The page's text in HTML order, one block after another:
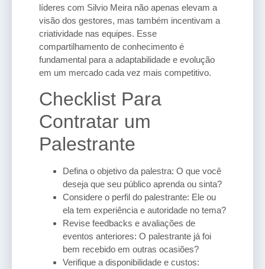
líderes com Silvio Meira não apenas elevam a
visão dos gestores, mas também incentivam a
criatividade nas equipes. Esse
compartilhamento de conhecimento é
fundamental para a adaptabilidade e evolução
em um mercado cada vez mais competitivo.
Checklist Para
Contratar um
Palestrante
Defina o objetivo da palestra: O que você
deseja que seu público aprenda ou sinta?
Considere o perfil do palestrante: Ele ou
ela tem experiência e autoridade no tema?
Revise feedbacks e avaliações de
eventos anteriores: O palestrante já foi
bem recebido em outras ocasiões?
Verifique a disponibilidade e custos: